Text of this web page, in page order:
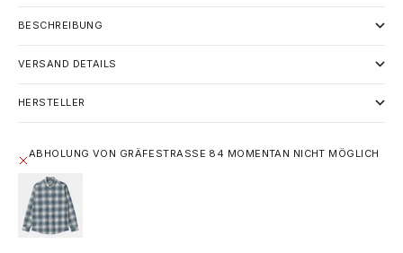
BESCHREIBUNG
VERSAND DETAILS
HERSTELLER
ABHOLUNG VON GRÄFESTRASSE 84 MOMENTAN NICHT MÖGLICH